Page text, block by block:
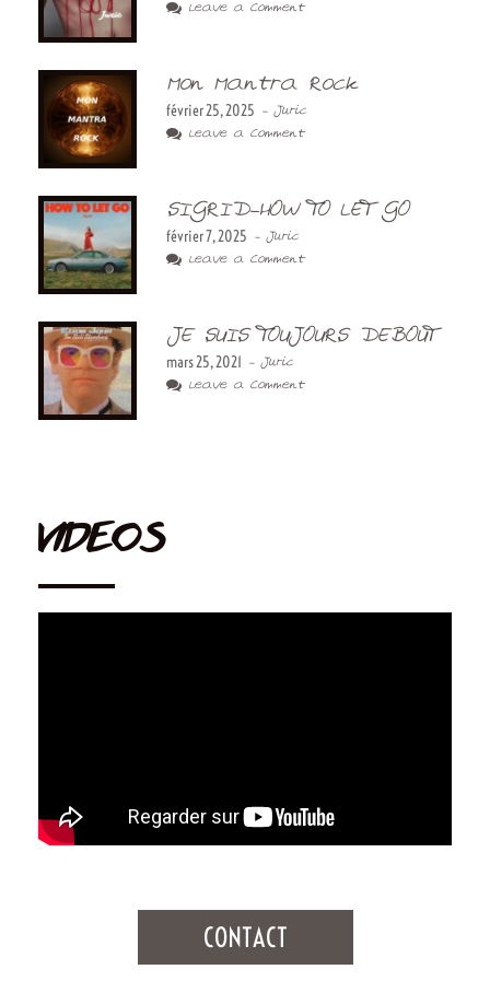
Leave a Comment
Mon Mantra Rock
février 25, 2025 - Juric
Leave a Comment
SIGRID-HOW TO LET GO
février 7, 2025 - Juric
Leave a Comment
JE SUIS TOUJOURS DEBOUT
mars 25, 2021 - Juric
Leave a Comment
VIDEOS
CONTACT